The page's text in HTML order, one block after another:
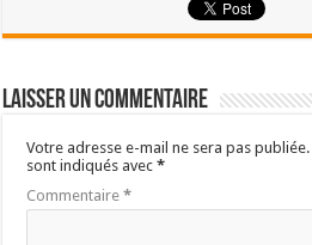
Laisser un commentaire
Votre adresse e-mail ne sera pas publiée.
sont indiqués avec*
Commentaire*